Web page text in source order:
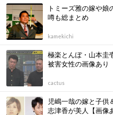
トミーズ雅の嫁や
噂も総まとめ
kamekichi
極楽とんぼ・山本圭
被害女性の画像あり
cactus
児嶋一哉の嫁と子供
志津香が美人【画像